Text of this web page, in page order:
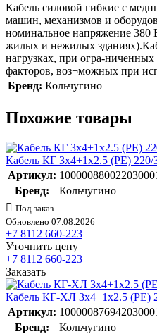
Кабель силовой гибкие с
машин, механизмов и
номинальное напряжение 380
жилых и нежилых
нагрузках, при огра-
факторов, воз¬можных при
Бренд: Кольчугино
Похожие товары
Кабель КГ 3х4+1х2.5 (PE)
Артикул:
Бренд:
Кольчугино
Под заказ
Обновлено 07.08.2026
+7 8112 660-223
Уточнить цену
+7 8112 660-223
Заказать
Кабель КГ-ХЛ 3х4+1х2.5 (PE)
Артикул:
Бренд:
Кольчугино